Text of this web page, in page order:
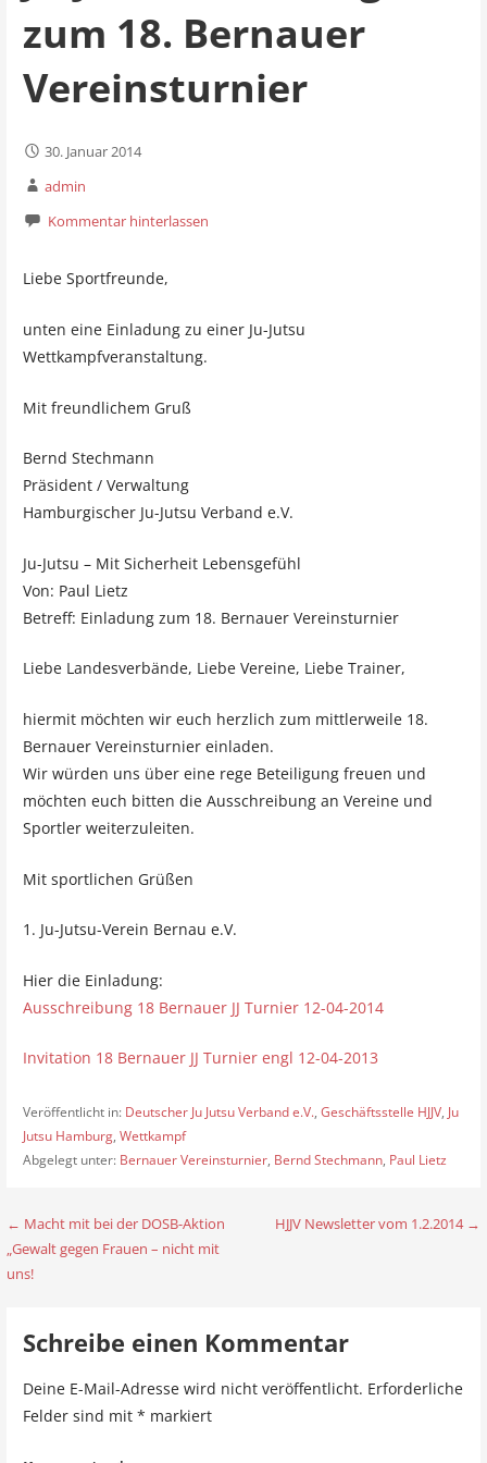
zum 18. Bernauer
Vereinsturnier
30. Januar 2014
admin
Kommentar hinterlassen
Liebe Sportfreunde,
unten eine Einladung zu einer Ju-Jutsu
Wettkampfveranstaltung.
Mit freundlichem Gruß
Bernd Stechmann
Präsident / Verwaltung
Hamburgischer Ju-Jutsu Verband e.V.
Ju-Jutsu – Mit Sicherheit Lebensgefühl
Von: Paul Lietz
Betreff: Einladung zum 18. Bernauer Vereinsturnier
Liebe Landesverbände, Liebe Vereine, Liebe Trainer,
hiermit möchten wir euch herzlich zum mittlerweile 18.
Bernauer Vereinsturnier einladen.
Wir würden uns über eine rege Beteiligung freuen und
möchten euch bitten die Ausschreibung an Vereine und
Sportler weiterzuleiten.
Mit sportlichen Grüßen
1. Ju-Jutsu-Verein Bernau e.V.
Hier die Einladung:
Ausschreibung 18 Bernauer JJ Turnier 12-04-2014
Invitation 18 Bernauer JJ Turnier engl 12-04-2013
Veröffentlicht in: Deutscher Ju Jutsu Verband e.V., Geschäftsstelle HJJV, Ju
Jutsu Hamburg, Wettkampf
Abgelegt unter: Bernauer Vereinsturnier, Bernd Stechmann, Paul Lietz
B
e
a
← Macht mit bei der DOSB-Aktion
„Gewalt gegen Frauen – nicht mit
uns!
HJJV Newsletter vom 1.2.2014 →
Schreibe einen Kommentar
Deine E-Mail-Adresse wird nicht veröffentlicht. Erforderliche
Felder sind mit * markiert